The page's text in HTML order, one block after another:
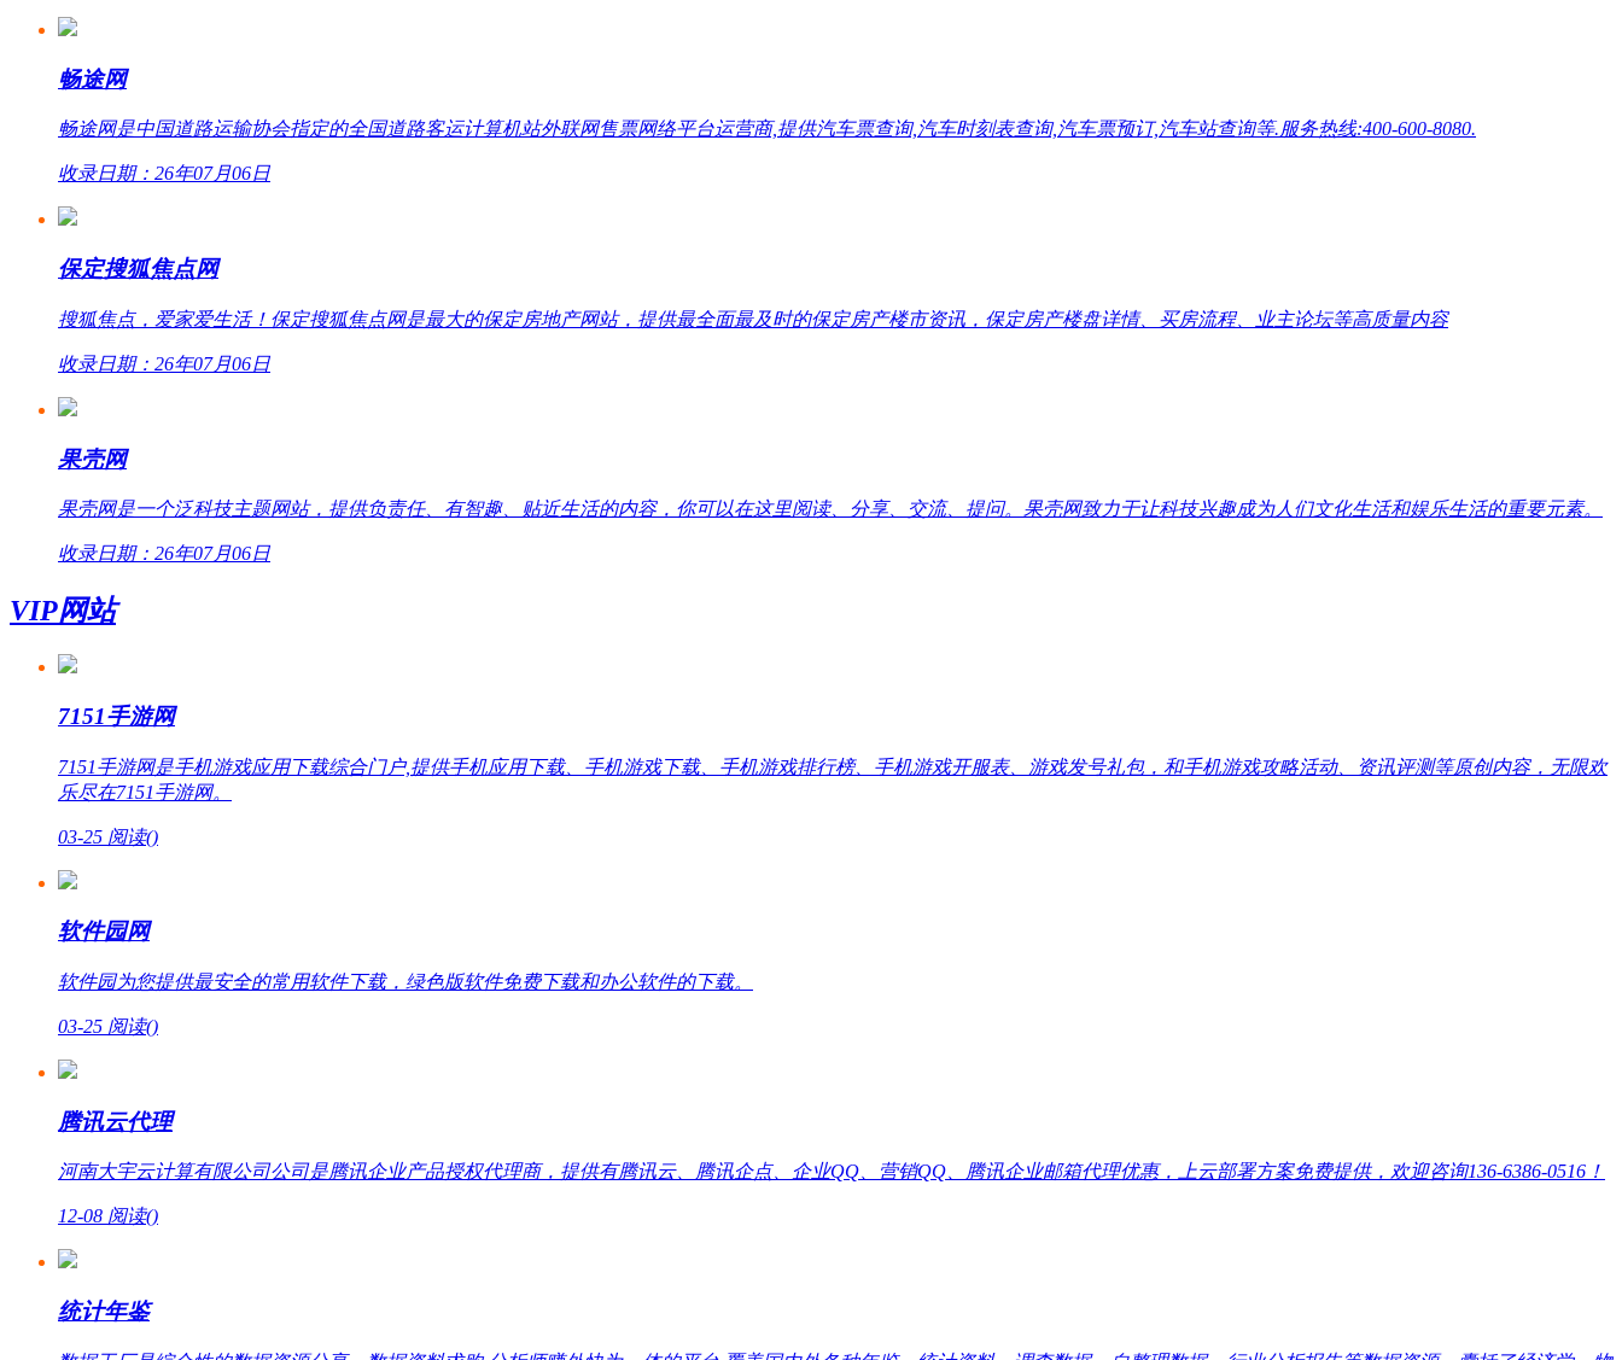
畅途网
畅途网是中国道路运输协会指定的全国道路客运计算机站外联网售票网络平台运营商,提供汽车票查询,汽车时刻表查询,汽车票预订,汽车站查询等.服务热线:400-600-8080.
收录日期：26年07月06日
保定搜狐焦点网
搜狐焦点，爱家爱生活！保定搜狐焦点网是最大的保定房地产网站，提供最全面最及时的保定房产楼市资讯，保定房产楼盘详情、买房流程、业主论坛等高质量内容
收录日期：26年07月06日
果壳网
果壳网是一个泛科技主题网站，提供负责任、有智趣、贴近生活的内容，你可以在这里阅读、分享、交流、提问。果壳网致力于让科技兴趣成为人们文化生活和娱乐生活的重要元素。
收录日期：26年07月06日
VIP网站
7151手游网
7151手游网是手机游戏应用下载综合门户,提供手机应用下载、手机游戏下载、手机游戏排行榜、手机游戏开服表、游戏发号礼包，和手机游戏攻略活动、资讯评测等原创内容，无限欢
乐尽在7151手游网。
03-25 阅读()
软件园网
软件园为您提供最安全的常用软件下载，绿色版软件免费下载和办公软件的下载。
03-25 阅读()
腾讯云代理
河南大宇云计算有限公司公司是腾讯企业产品授权代理商，提供有腾讯云、腾讯企点、企业QQ、营销QQ、腾讯企业邮箱代理优惠，上云部署方案免费提供，欢迎咨询136-6386-0516！
12-08 阅读()
统计年鉴